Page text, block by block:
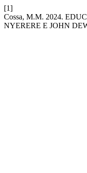
[1]
Cossa, M.M. 2024.
NYERERE E JOHN